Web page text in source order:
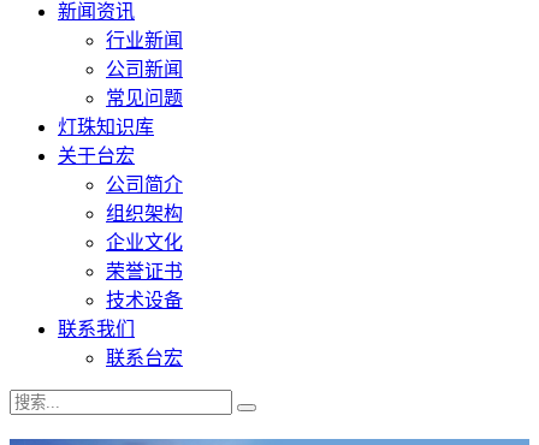
新闻资讯
行业新闻
公司新闻
常见问题
灯珠知识库
关于台宏
公司简介
组织架构
企业文化
荣誉证书
技术设备
联系我们
联系台宏